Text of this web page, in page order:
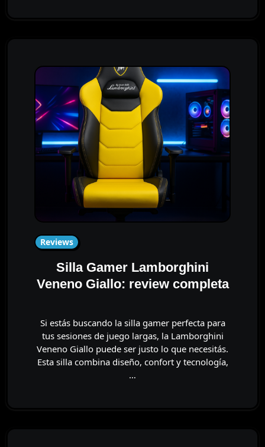
Reviews
Silla Gamer Lamborghini
Veneno Giallo: review completa
Si estás buscando la silla gamer perfecta para
tus sesiones de juego largas, la Lamborghini
Veneno Giallo puede ser justo lo que necesitás.
Esta silla combina diseño, confort y tecnología,
…